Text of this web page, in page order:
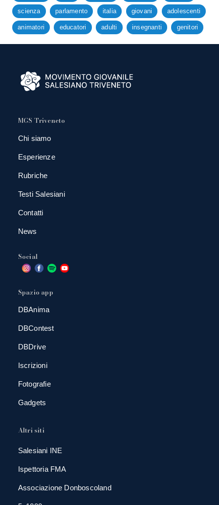
scienza parlamento italia giovani adolescenti
animatori educatori adulti insegnanti genitori
MGS Triveneto
Chi siamo
Esperienze
Rubriche
Testi Salesiani
Contatti
News
Social
Spazio app
DBAnima
DBContest
DBDrive
Iscrizioni
Fotografie
Gadgets
Altri siti
Salesiani INE
Ispettoria FMA
Associazione Donboscoland